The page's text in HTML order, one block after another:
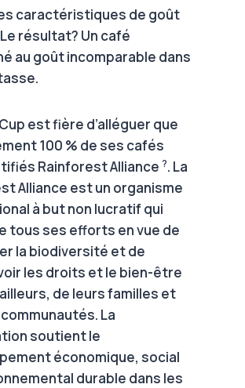
caractéristiques de goût
résultat? Un café
au goût incomparable dans
est fière d’alléguer que
100 % de ses cafés
Rainforest Alliance ?. La
Alliance est un organisme
à but non lucratif qui
tous ses efforts en vue de
la biodiversité et de
les droits et le bien-être
de leurs familles et
La
soutient le
économique, social
durable dans les